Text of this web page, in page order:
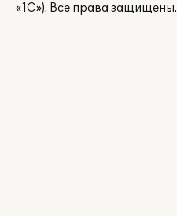
«1С»). Все права защищены.